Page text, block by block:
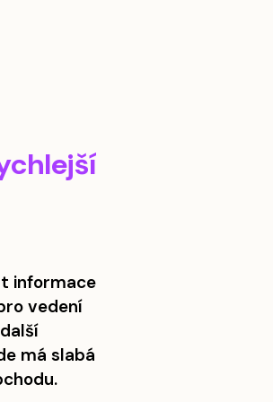
informace
vedení
má slabá